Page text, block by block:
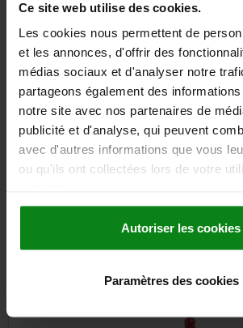
Ce site web utilise des cookies.
Les cookies nous permettent de
et les annonces, d'offrir des
médias sociaux et d'analyser notre
partageons également des
notre site avec nos partenaires de
publicité et d'analyse, qui peuvent
avec d'autres informations que vous
ou qu'ils ont collectées lors de votre
Autoriser les cookies
Paramètres des cookies
19,61 €
plus shipping costs
DETAILS
CAD
Other customers